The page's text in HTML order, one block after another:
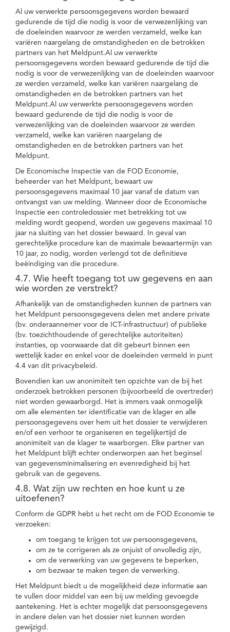
Al uw verwerkte persoonsgegevens worden bewaard
gedurende de tijd die nodig is voor de verwezenlijking van
de doeleinden waarvoor ze werden verzameld, welke kan
variëren naargelang de omstandigheden en de betrokken
partners van het Meldpunt.Al uw verwerkte
persoonsgegevens worden bewaard gedurende de tijd die
nodig is voor de verwezenlijking van de doeleinden waarvoor
ze werden verzameld, welke kan variëren naargelang de
omstandigheden en de betrokken partners van het
Meldpunt.Al uw verwerkte persoonsgegevens worden
bewaard gedurende de tijd die nodig is voor de
verwezenlijking van de doeleinden waarvoor ze werden
verzameld, welke kan variëren naargelang de
omstandigheden en de betrokken partners van het
Meldpunt.
De Economische Inspectie van de FOD Economie,
beheerder van het Meldpunt, bewaart uw
persoonsgegevens maximaal 10 jaar vanaf de datum van
ontvangst van uw melding. Wanneer door de Economische
Inspectie een controledossier met betrekking tot uw
melding wordt geopend, worden uw gegevens maximaal 10
jaar na sluiting van het dossier bewaard. In geval van
gerechtelijke procedure kan de maximale bewaartermijn van
10 jaar, zo nodig, worden verlengd tot de definitieve
beëindiging van die procedure.
4.7. Wie heeft toegang tot uw gegevens en aan
wie worden ze verstrekt?
Afhankelijk van de omstandigheden kunnen de partners van
het Meldpunt persoonsgegevens delen met andere private
(bv. onderaannemer voor de ICT-infrastructuur) of publieke
(bv. toezichthoudende of gerechtelijke autoriteiten)
instanties, op voorwaarde dat dit gebeurt binnen een
wettelijk kader en enkel voor de doeleinden vermeld in punt
4.4 van dit privacybeleid.
Bovendien kan uw anonimiteit ten opzichte van de bij het
onderzoek betrokken personen (bijvoorbeeld de overtreder)
niet worden gewaarborgd. Het is immers vaak onmogelijk
om alle elementen ter identificatie van de klager en alle
persoonsgegevens over hem uit het dossier te verwijderen
en/of een verhoor te organiseren en tegelijkertijd de
anonimiteit van de klager te waarborgen. Elke partner van
het Meldpunt blijft echter onderworpen aan het beginsel
van gegevensminimalisering en evenredigheid bij het
gebruik van de gegevens.
4.8. Wat zijn uw rechten en hoe kunt u ze
uitoefenen?
Conform de GDPR hebt u het recht om de FOD Economie te
verzoeken:
om toegang te krijgen tot uw persoonsgegevens,
om ze te corrigeren als ze onjuist of onvolledig zijn,
om de verwerking van uw gegevens te beperken,
om bezwaar te maken tegen de verwerking.
Het Meldpunt biedt u de mogelijkheid deze informatie aan
te vullen door middel van een bij uw melding gevoegde
aantekening. Het is echter mogelijk dat persoonsgegevens
in andere delen van het dossier niet kunnen worden
gewijzigd.